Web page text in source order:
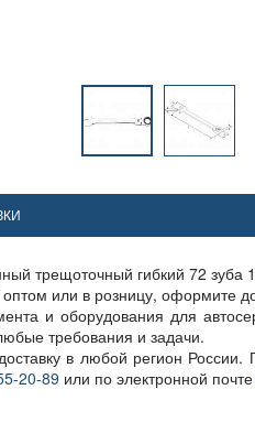
трещоточный гибкий 72 зуба
или в розницу, оформите
и оборудования для
требования и задачи.
в любой регион
20-89 или по электронной почте